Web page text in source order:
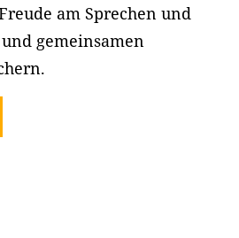
am Sprechen und
gemeinsamen